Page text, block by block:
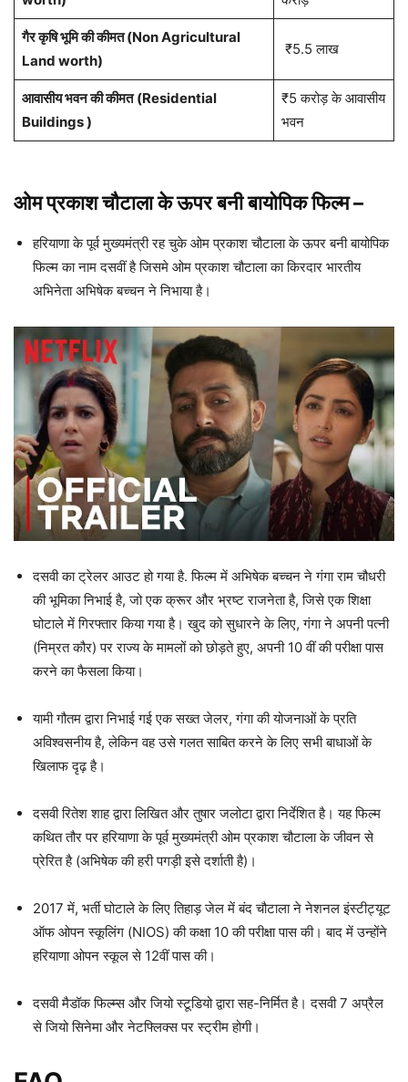
गैर कृषि भूमि की कीमत (Non Agricultural
Land worth)
₹5.5 लाख
आवासीय भवन की कीमत (Residential
Buildings )
₹5 करोड़ के आवासीय
भवन
ओम प्रकाश चौटालाके ऊपर बनी बायोपिक फिल्म–
हरियाणा के पूर्व मुख्यमंत्री रह चुके ओम प्रकाश चौटाला के ऊपर बनी बायोपिक
फिल्म का नाम दसवीं है जिसमे ओम प्रकाश चौटाला का किरदार भारतीय
अभिनेता अभिषेक बच्चन ने निभाया है।
दसवी का ट्रेलर आउट हो गया है. फिल्म में अभिषेक बच्चन ने गंगा राम चौधरी
की भूमिका निभाई है, जो एक क्रूर और भ्रष्ट राजनेता है, जिसे एक शिक्षा
घोटाले में गिरफ्तार किया गया है। खुद को सुधारने के लिए, गंगा ने अपनी पत्नी
(निम्रत कौर) पर राज्य के मामलों को छोड़ते हुए, अपनी 10 वीं की परीक्षा पास
करने का फैसला किया।
यामी गौतम द्वारा निभाई गई एक सख्त जेलर, गंगा की योजनाओं के प्रति
अविश्वसनीय है, लेकिन वह उसे गलत साबित करने के लिए सभी बाधाओं के
खिलाफ दृढ़ है।
दसवी रितेश शाह द्वारा लिखित और तुषार जलोटा द्वारा निर्देशित है। यह फिल्म
कथित तौर पर हरियाणा के पूर्व मुख्यमंत्री ओम प्रकाश चौटाला के जीवन से
प्रेरित है (अभिषेक की हरी पगड़ी इसे दर्शाती है)।
2017 में, भर्ती घोटाले के लिए तिहाड़ जेल में बंद चौटाला ने नेशनल इंस्टीट्यूट
ऑफ ओपन स्कूलिंग (NIOS) की कक्षा 10 की परीक्षा पास की। बाद में उन्होंने
हरियाणा ओपन स्कूल से 12वीं पास की।
दसवी मैडॉक फिल्म्स और जियो स्टूडियो द्वारा सह-निर्मित है। दसवी 7 अप्रैल
से जियो सिनेमा और नेटफ्लिक्स पर स्ट्रीम होगी।